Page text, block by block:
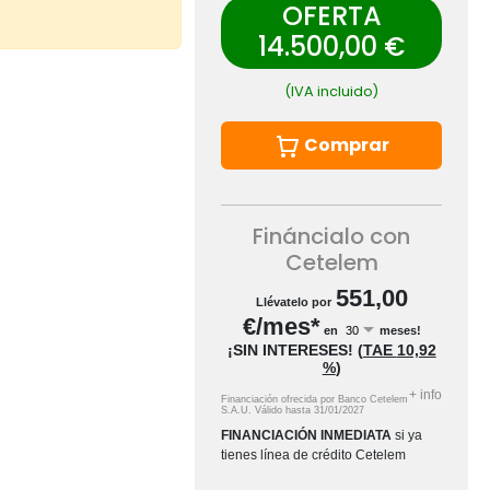
OFERTA
14.500,00 €
(IVA incluido)
Comprar
Fináncialo con
Cetelem
Llévatelo por 551,00
€/mes* en meses!
¡SIN INTERESES! (TAE 10,92
%)
Financiación ofrecida por Banco Cetelem
S.A.U.Válido hasta31/01/2027
+ info
FINANCIACIÓN INMEDIATA si ya
tienes línea de crédito Cetelem